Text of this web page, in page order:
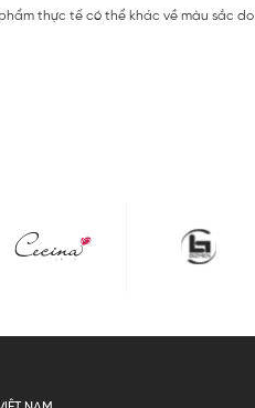
thực tế có thể khác về màu sắc